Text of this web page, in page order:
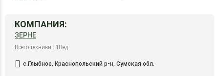
КОМПАНИЯ:
ЗЕРНЕ
Всего техники : 18ед.
с.Глыбное, Краснопольский р-н, Сумская обл.